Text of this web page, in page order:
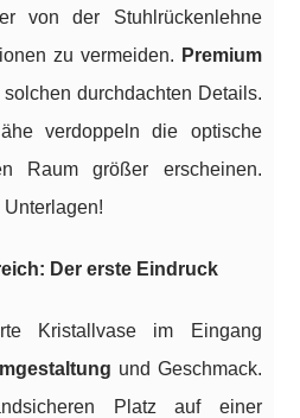
von der Stuhlrückenlehne
zu vermeiden. Premium
solchen durchdachten Details.
verdoppeln die optische
Raum größer erscheinen.
Der erste Eindruck
Kristallvase im Eingang
und Geschmack.
Platz auf einer